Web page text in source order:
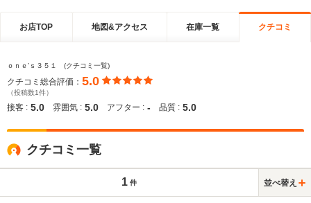
お店TOP 地図&アクセス 在庫一覧 クチコミ
ｏｎｅ’ｓ３５１ (クチコミ一覧)
クチコミ総合評価： 5.0
（投稿数1件）
接客 : 5.0 雰囲気 : 5.0 アフター : - 品質 : 5.0
クチコミ一覧
1 件 並べ替え